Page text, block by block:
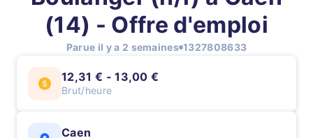
(14) - Offre d'emploi
Parue il y a 2 semaines 1327808633
12,31 € - 13,00 €
Brut/heure
Caen